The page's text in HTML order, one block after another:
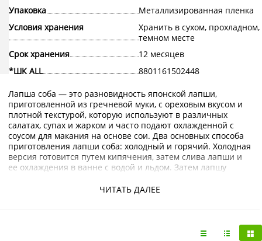
ЧИТАТЬ ДАЛЕЕ
Упаковка
Металлизированная пленка
Условия хранения
Хранить в сухом, прохладном,
темном месте
Срок хранения
12 месяцев
*ШК ALL
8801161502448
Лапша соба — это разновидность японской лапши,
приготовленной из гречневой муки, с ореховым вкусом и
плотной текстурой, которую используют в различных
салатах, супах и жарком и часто подают охлажденной с
соусом для макания на основе сои. Два основных способа
приготовления лапши соба: холодный и горячий. Холодная
версия готовится путем кипячения, затем слива лапши и
ее охлаждения в ванне с водой и льдом. Затем лапшу
льда, с гарниром из нарезанных водорослей нори и соусом